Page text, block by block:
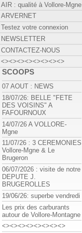
AIR : qualité à Vollore-Mgne
ARVERNET
Testez votre connexion
NEWSLETTER
CONTACTEZ-NOUS
<><><><><><><><>
SCOOPS
07 AOUT : NEWS
18/07/26: BELLE "FETE
DES VOISINS" A
FAFOURNOUX
14/07/26 A VOLLORE-
Mgne
11/07/26 : 3 CEREMONIES
Vollore-Mgne & Le
Brugeron
06/07/2026 : visite de notre
DEPUTE J.
BRUGEROLLES
19/06/26: superbe vendredi
Les prix des carburants
autour de Vollore-Montagne
<><><><><><><><>